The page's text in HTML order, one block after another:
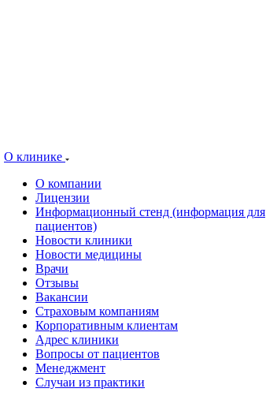
О клинике
О компании
Лицензии
Информационный стенд (информация для
пациентов)
Новости клиники
Новости медицины
Врачи
Отзывы
Вакансии
Страховым компаниям
Корпоративным клиентам
Адрес клиники
Вопросы от пациентов
Менеджмент
Случаи из практики